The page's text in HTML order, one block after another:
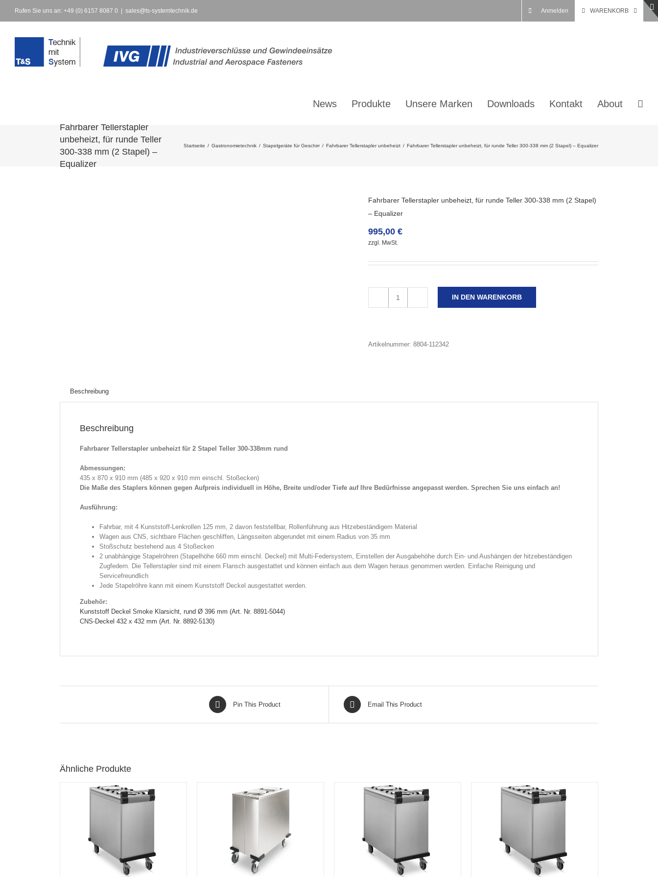
Rufen Sie uns an: +49 (0) 6157 8087 0 sales@ts-systemtechnik.de Anmelden WARENKORB
News Produkte Unsere Marken Downloads Kontakt About
Fahrbarer Tellerstapler
unbeheizt, für runde Teller
300-338 mm (2 Stapel) –
Equalizer
Startseite / Gastronomietechnik / Stapelgeräte für Geschirr / Fahrbarer Tellerstapler unbeheizt / Fahrbarer Tellerstapler unbeheizt, für runde Teller 300-338 mm (2 Stapel) – Equalizer
Fahrbarer Tellerstapler unbeheizt, für runde Teller 300-338 mm (2 Stapel)
– Equalizer
995,00 €
zzgl. MwSt.
IN DEN WARENKORB
Artikelnummer: 8804-112342
Beschreibung
Beschreibung
Fahrbarer Tellerstapler unbeheizt für 2 Stapel Teller 300-338mm rund
Abmessungen:
435 x 870 x 910 mm (485 x 920 x 910 mm einschl. Stoßecken)
Die Maße des Staplers können gegen Aufpreis individuell in Höhe, Breite und/oder Tiefe auf Ihre Bedürfnisse angepasst werden. Sprechen Sie uns einfach an!
Ausführung:
Fahrbar, mit 4 Kunststoff-Lenkrollen 125 mm, 2 davon feststellbar, Rollenführung aus Hitzebeständigem Material
Wagen aus CNS, sichtbare Flächen geschliffen, Längsseiten abgerundet mit einem Radius von 35 mm
Stoßschutz bestehend aus 4 Stoßecken
2 unabhängige Stapelröhren (Stapelhöhe 660 mm einschl. Deckel) mit Multi-Federsystem, Einstellen der Ausgabehöhe durch Ein- und Aushängen der hitzebeständigen
Zugfedern. Die Tellerstapler sind mit einem Flansch ausgestattet und können einfach aus dem Wagen heraus genommen werden. Einfache Reinigung und
Servicefreundlich
Jede Stapelröhre kann mit einem Kunststoff Deckel ausgestattet werden.
Zubehör:
Kunststoff Deckel Smoke Klarsicht, rund Ø 396 mm (Art. Nr. 8891-5044)
CNS-Deckel 432 x 432 mm (Art. Nr. 8892-5130)
Pin This Product Email This Product
Ähnliche Produkte